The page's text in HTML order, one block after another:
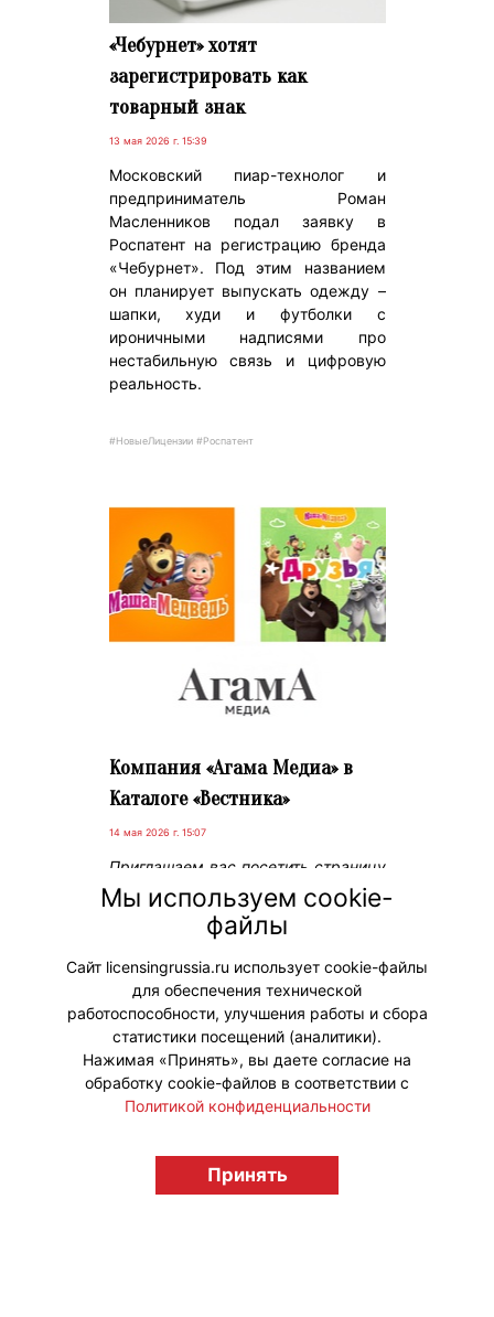
«Чебурнет» хотят
зарегистрировать как
товарный знак
13 мая 2026 г. 15:39
Московский пиар-технолог и
предприниматель Роман
Масленников подал заявку в
Роспатент на регистрацию бренда
«Чебурнет». Под этим названием
он планирует выпускать одежду –
шапки, худи и футболки с
ироничными надписями про
нестабильную связь и цифровую
реальность.
#НовыеЛицензии #Роспатент
Компания «Агама Медиа» в
Каталоге «Вестника»
14 мая 2026 г. 15:07
Приглашаем вас посетить страницу
новой компании в Каталоге –
«Агама Медиа» и познакомиться с
ее брендами: «Маша и Медведь» и
«Маша и Медведь. Друзья».
#НовыеЛицензии #НовостиКаталога
licensingrussia.ru, 2009-2026 12+
Мы используем cookie-
файлы
Сайт licensingrussia.ru использует cookie-файлы
для обеспечения технической
работоспособности, улучшения работы и сбора
статистики посещений (аналитики).
Нажимая «Принять», вы даете согласие на
обработку cookie-файлов в соответствии с
Политикой конфиденциальности
Принять